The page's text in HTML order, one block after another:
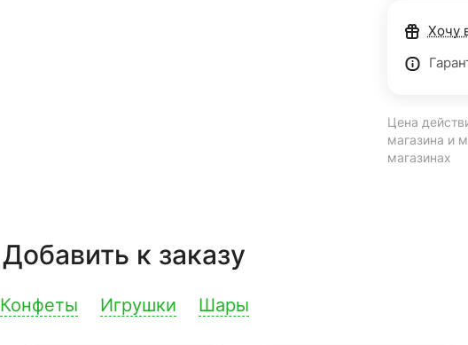
Хочу
Цена
магазина и
магазинах
Добавить к заказу
Конфеты Игрушки Шары